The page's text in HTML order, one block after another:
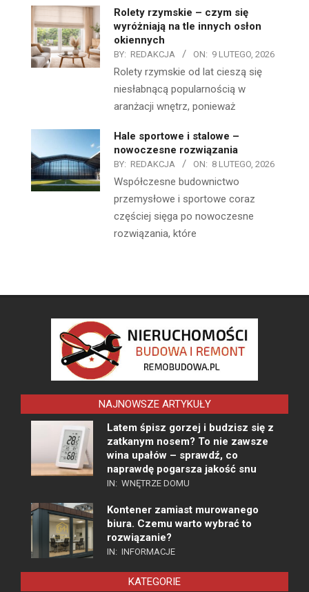
Rolety rzymskie – czym się
wyróżniają na tle innych osłon
okiennych
BY: REDAKCJA ON: 9 LUTEGO, 2026
Rolety rzymskie od lat cieszą się
niesłabnącą popularnością w
aranżacji wnętrz, ponieważ
Hale sportowe i stalowe –
nowoczesne rozwiązania
BY: REDAKCJA ON: 8 LUTEGO, 2026
Współczesne budownictwo
przemysłowe i sportowe coraz
częściej sięga po nowoczesne
rozwiązania, które
NAJNOWSZE ARTYKUŁY
Latem śpisz gorzej i budzisz się z
zatkanym nosem? To nie zawsze
wina upałów – sprawdź, co
naprawdę pogarsza jakość snu
IN: WNĘTRZE DOMU
Kontener zamiast murowanego
biura. Czemu warto wybrać to
rozwiązanie?
IN: INFORMACJE
KATEGORIE